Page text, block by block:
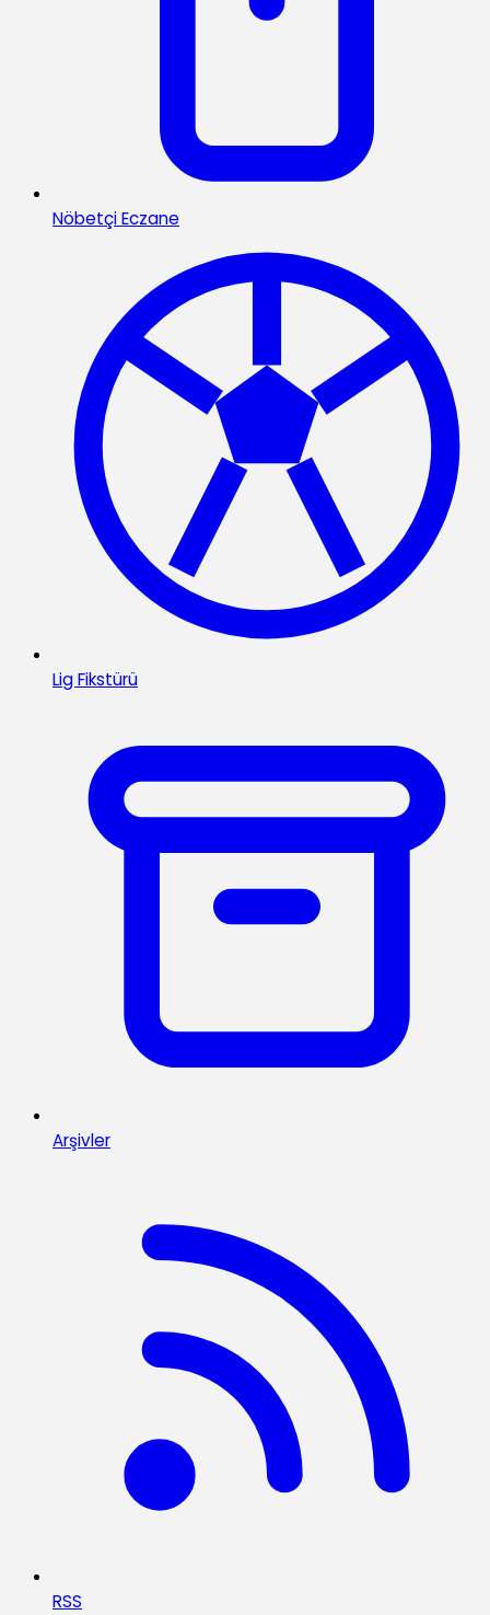
Nöbetçi Eczane
Lig Fikstürü
Arşivler
RSS